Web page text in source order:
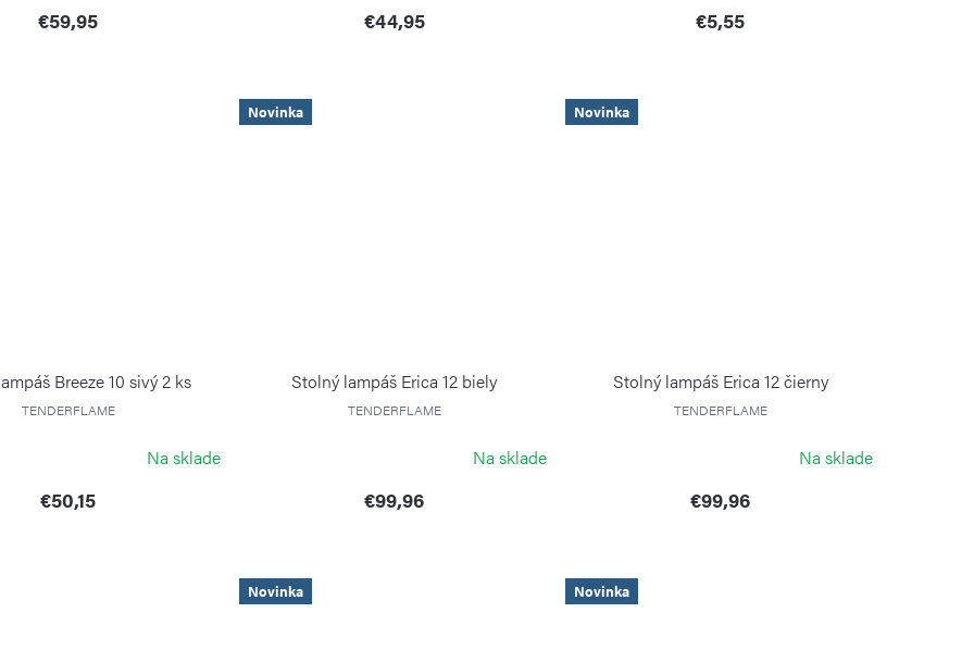
€59,95 €44,95 €5,55
Breeze 10 sivý 2 ks
TENDERFLAME
Na sklade
€50,15
Novinka
Stolný lampáš Erica 12 biely
TENDERFLAME
Na sklade
€99,96
Novinka
Stolný lampáš Erica 12 čierny
TENDERFLAME
Na sklade
€99,96
Novinka Novinka